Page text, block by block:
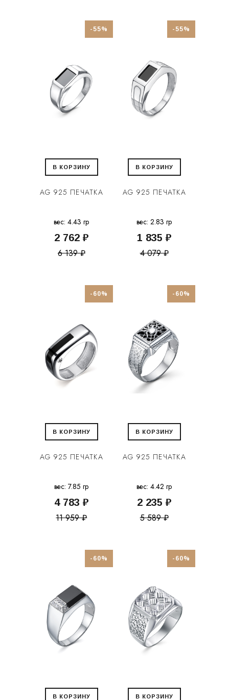
-55%
В КОРЗИНУ
AG 925 ПЕЧАТКА
вес: 4.43 гр
2 762 ₽
6 139 ₽
-55%
В КОРЗИНУ
AG 925 ПЕЧАТКА
вес: 2.83 гр
1 835 ₽
4 079 ₽
-60%
В КОРЗИНУ
AG 925 ПЕЧАТКА
вес: 7.85 гр
4 783 ₽
11 959 ₽
-60%
В КОРЗИНУ
AG 925 ПЕЧАТКА
вес: 4.42 гр
2 235 ₽
5 589 ₽
-60%
В КОРЗИНУ
-60%
В КОРЗИНУ